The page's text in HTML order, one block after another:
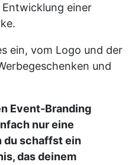
einer
ein, vom Logo und der
und
Event-Branding
nur eine
du schaffst ein
das deinem